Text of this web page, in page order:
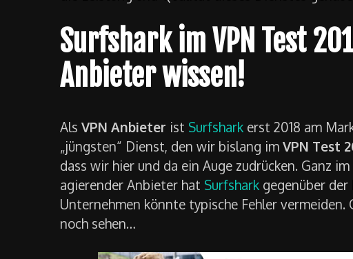
Surfshark im VPN Test
Anbieter wissen!
Als VPN Anbieter ist Surfshark erst 2018 am
„jüngsten“ Dienst, den wir bislang im VPN Test
dass wir hier und da ein Auge zudrücken. Ganz
agierender Anbieter hat Surfshark gegenüber
Unternehmen könnte typische Fehler
noch sehen…